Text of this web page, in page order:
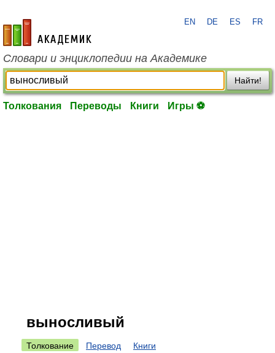
academic.ru
EN DE ES FR
Словари и энциклопедии на Академике
Найти!
Толкования Переводы Книги Игры ⚽
выносливый
Толкование Перевод Книги